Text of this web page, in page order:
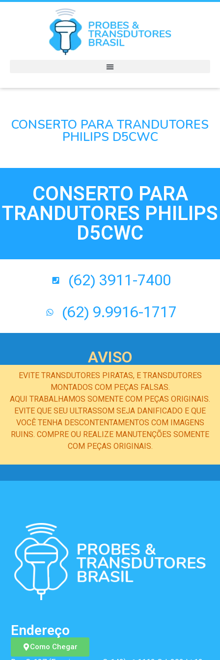
CONSERTO PARA TRANDUTORES
PHILIPS D5CWC
CONSERTO PARA
TRANDUTORES PHILIPS
D5CWC
(62) 3911-7400
(62) 9.9916-1717
AVISO
EVITE TRANSDUTORES PIRATAS, E TRANSDUTORES
MONTADOS COM PEÇAS FALSAS.
AQUI TRABALHAMOS SOMENTE COM PEÇAS ORIGINAIS.
EVITE QUE SEU ULTRASSOM SEJA DANIFICADO E QUE
VOCÊ TENHA DESCONTENTAMENTOS COM IMAGENS
RUINS. COMPRE OU REALIZE MANUTENÇÕES SOMENTE
COM PEÇAS ORIGINAIS.
Como Chegar
Endereço